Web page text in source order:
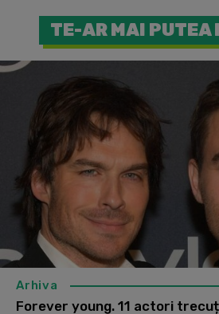
TE-AR MAI PUTEA
Arhiva
Forever young. 11 actori